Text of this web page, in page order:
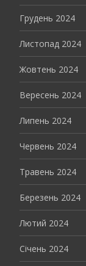
Грудень 2024
Листопад 2024
Жовтень 2024
Вересень 2024
Липень 2024
Червень 2024
Травень 2024
Березень 2024
Лютий 2024
Січень 2024